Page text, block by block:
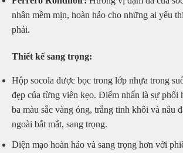
nhân mềm mịn, hoàn hảo cho những ai yêu
phải.
Thiết kế sang trọng:
Hộp socola được bọc trong lớp nhựa trong
đẹp của từng viên kẹo. Điểm nhấn là sự phối
ba màu sắc vàng óng, trắng tinh khôi và nâu
ngoài bắt mắt, sang trọng.
Diện mạo hoàn hảo và sang trọng hơn với